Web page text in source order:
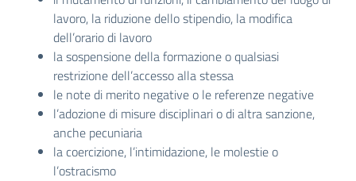
lavoro, la riduzione dello stipendio, la modifica
dell’orario di lavoro
la sospensione della formazione o qualsiasi
restrizione dell’accesso alla stessa
le note di merito negative o le referenze negative
l’adozione di misure disciplinari o di altra sanzione,
anche pecuniaria
la coercizione, l’intimidazione, le molestie o
l’ostracismo